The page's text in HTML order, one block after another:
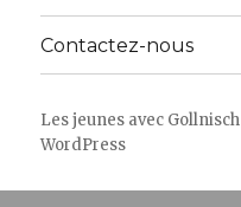
Contactez-nous
Les jeunes avec Gollnisch
WordPress